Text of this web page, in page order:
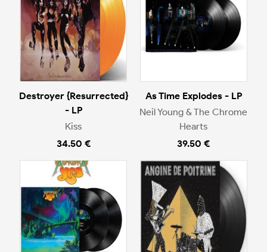
Destroyer {Resurrected}
- LP
Kiss
34.50 €
As Time Explodes - LP
Neil Young & The Chrome
Hearts
39.50 €